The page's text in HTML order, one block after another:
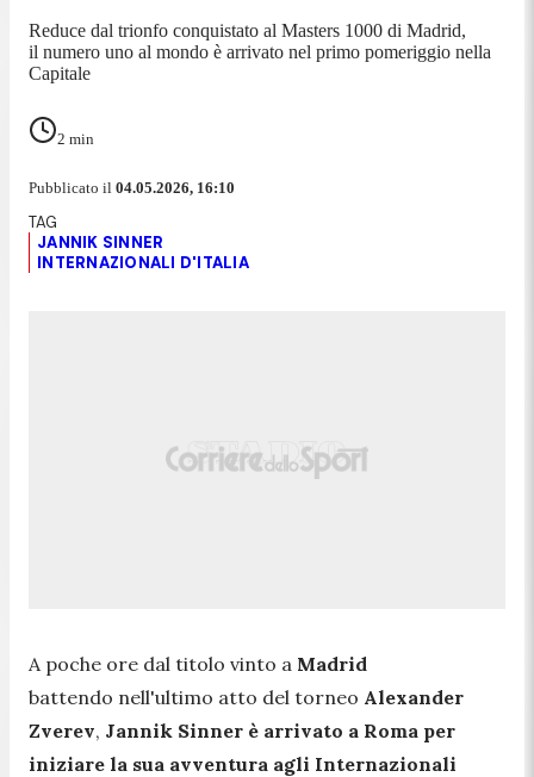
Reduce dal trionfo conquistato al Masters 1000 di Madrid,
il numero uno al mondo è arrivato nel primo pomeriggio nella
Capitale
2 min
Pubblicato il 04.05.2026, 16:10
JANNIK SINNER
INTERNAZIONALI D'ITALIA
A poche ore dal titolo vinto a Madrid
battendo nell'ultimo atto del torneo Alexander
Zverev, Jannik Sinner è arrivato a Roma per
iniziare la sua avventura agli Internazionali